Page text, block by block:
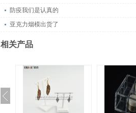
防疫我们是认真的
亚克力烟模出货了
相关产品